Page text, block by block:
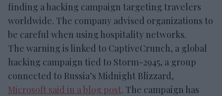
finding a hacking campaign targeting travelers
worldwide. The company advised organizations to
be careful when using hospitality networks.
The warning is linked to CaptiveCrunch, a global
hacking campaign tied to Storm-2945, a group
connected to Russia’s Midnight Blizzard,
Microsoft said in a blog post. The campaign has